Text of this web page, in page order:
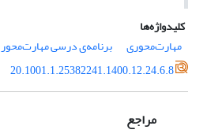
کلیدواژه‌ها
مهارت‌محوری
برنامه‌ی درسی مهارت‌محور
20.1001.1.25382241.1400.12.24.6.8
مراجع